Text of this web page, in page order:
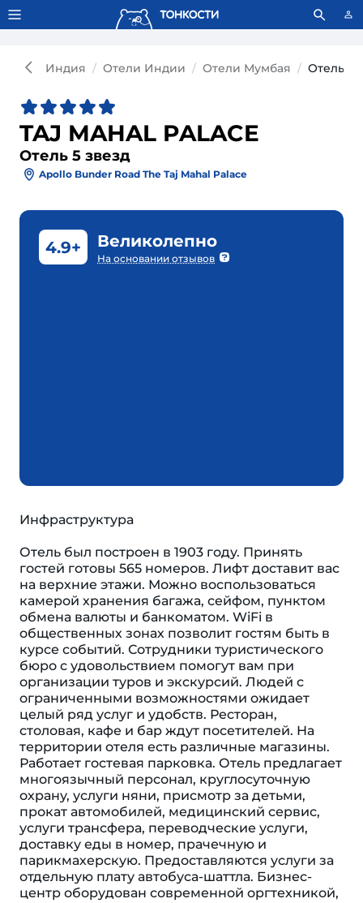
Тонкости используют сookie-файлы. Что это значит?
Индия Отели Индии Отели Мумбая Отель
TAJ MAHAL PALACE
Отель 5 звезд
Apollo Bunder Road The Taj Mahal Palace
4.9+ Великолепно
На основании отзывов
Инфраструктура
Отель был построен в 1903 году. Принять
гостей готовы 565 номеров. Лифт доставит вас
на верхние этажи. Можно воспользоваться
камерой хранения багажа, сейфом, пунктом
обмена валюты и банкоматом. WiFi в
общественных зонах позволит гостям быть в
курсе событий. Сотрудники туристического
бюро с удовольствием помогут вам при
организации туров и экскурсий. Людей с
ограниченными возможностями ожидает
целый ряд услуг и удобств. Ресторан,
столовая, кафе и бар ждут посетителей. На
территории отеля есть различные магазины.
Работает гостевая парковка. Отель предлагает
многоязычный персонал, круглосуточную
охрану, услуги няни, присмотр за детьми,
прокат автомобилей, медицинский сервис,
услуги трансфера, переводческие услуги,
доставку еды в номер, прачечную и
парикмахерскую. Предоставляются услуги за
отдельную плату автобуса-шаттла. Бизнес-
центр оборудован современной оргтехникой,